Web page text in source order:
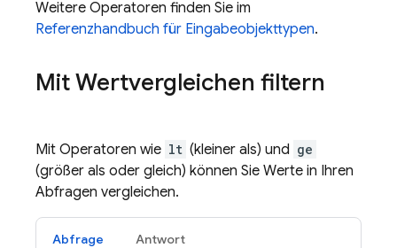
Weitere Operatoren finden Sie im
Referenzhandbuch für Eingabeobjekttypen.
Mit Wertvergleichen filtern
Mit Operatoren wie lt (kleiner als) und ge
(größer als oder gleich) können Sie Werte in Ihren
Abfragen vergleichen.
Abfrage Antwort